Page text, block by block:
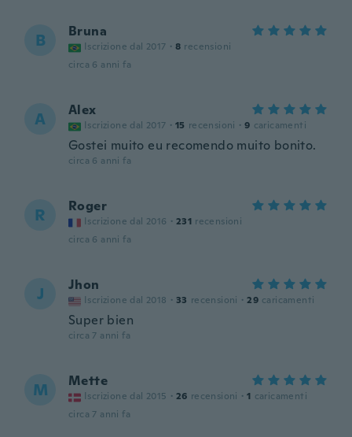
B Bruna
Iscrizione dal 2017 · 8 recensioni
circa 6 anni fa
A Alex
Iscrizione dal 2017 · 15 recensioni · 9 caricamenti
Gostei muito eu recomendo muito bonito.
circa 6 anni fa
R Roger
Iscrizione dal 2016 · 231 recensioni
circa 6 anni fa
J Jhon
Iscrizione dal 2018 · 33 recensioni · 29 caricamenti
Super bien
circa 7 anni fa
M Mette
Iscrizione dal 2015 · 26 recensioni · 1 caricamenti
circa 7 anni fa